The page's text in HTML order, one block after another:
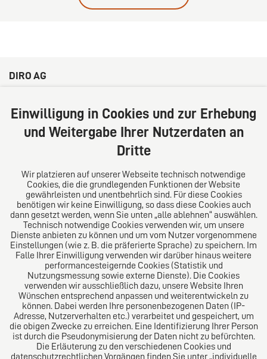
DIRO AG
20354 Hamburg
Deutschland
Tel: +49 (0) 40 41352231
Über uns
Das Kanzlei-Vertrauensnetzwerk. Aus Europa für die
Welt. Für den erfolgreichen Mittelstand.
Folgen Sie uns auf
Das europäische Kanzlei-Netzwerk
Einwilligung in Cookies und zur Erhebung
und Weitergabe Ihrer Nutzerdaten an
Dritte
Wir platzieren auf unserer Webseite technisch notwendige
Cookies, die die grundlegenden Funktionen der Website
gewährleisten und unentbehrlich sind. Für diese Cookies
benötigen wir keine Einwilligung, so dass diese Cookies auch
dann gesetzt werden, wenn Sie unten „alle ablehnen“ auswählen.
Technisch notwendige Cookies verwenden wir, um unsere
Dienste anbieten zu können und um vom Nutzer vorgenommene
Einstellungen (wie z. B. die präferierte Sprache) zu speichern. Im
Falle Ihrer Einwilligung verwenden wir darüber hinaus weitere
performancesteigernde Cookies (Statistik und
Nutzungsmessung sowie externe Dienste). Die Cookies
verwenden wir ausschließlich dazu, unsere Website Ihren
Wünschen entsprechend anpassen und weiterentwickeln zu
können. Dabei werden Ihre personenbezogenen Daten (IP-
Adresse, Nutzerverhalten etc.) verarbeitet und gespeichert, um
die obigen Zwecke zu erreichen. Eine Identifizierung Ihrer Person
ist durch die Pseudonymisierung der Daten nicht zu befürchten.
Die Erläuterung zu den verschiedenen Cookies und
datenschutzrechtlichen Vorgängen finden Sie unter „individuelle